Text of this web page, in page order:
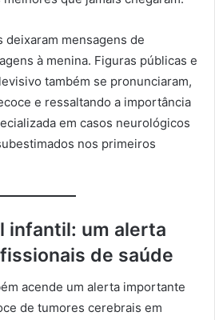
mensagens de
à menina. Figuras públicas e
também se pronunciaram,
e ressaltando a importância
em casos neurológicos
nos primeiros
infantil: um alerta
de saúde
acende um alerta importante
de tumores cerebrais em